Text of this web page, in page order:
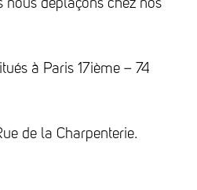
nous déplaçons chez nos
à Paris 17ième – 74
de la Charpenterie.